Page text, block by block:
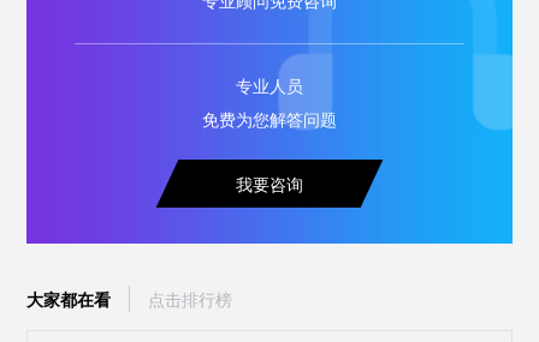
专业人员
免费为您解答问题
我要咨询
大家都在看 点击排行榜